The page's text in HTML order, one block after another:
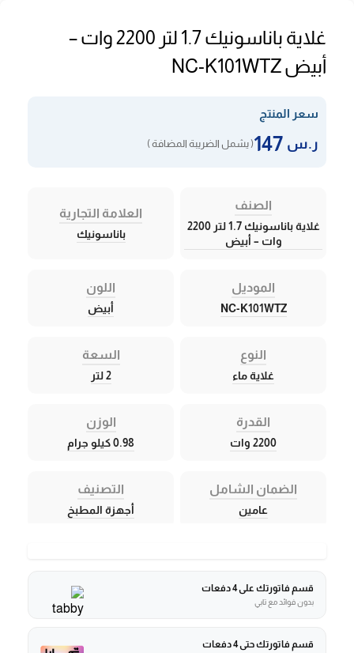
غلاية باناسونيك 1.7 لتر 2200 وات –
أبيض NC-K101WTZ
سعر المنتج
ر.س ( يشمل الضريبة المضافة )
الصنف
غلاية باناسونيك 1.7 لتر 2200
وات – أبيض
العلامة التجارية
باناسونيك
الموديل
NC-K101WTZ
اللون
أبيض
النوع
غلاية ماء
السعة
2 لتر
القدرة
2200 وات
الوزن
0.98 كيلو جرام
الضمان الشامل
عامين
التصنيف
أجهزة المطبخ
قسم فاتورتك على 4 دفعات
بدون فوائد مع تابي
قسم فاتورتك حتى 4 دفعات